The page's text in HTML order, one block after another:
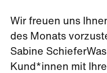
Wir freuen uns
des Monats
Sabine
Kund*innen mit